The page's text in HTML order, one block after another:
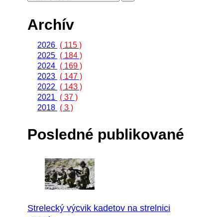
Archív
2026 ( 115 )
2025 ( 184 )
2024 ( 169 )
2023 ( 147 )
2022
( 143 )
2021
( 37 )
2018 ( 3 )
Posledné publikované
Strelecký výcvik kadetov na strelnici